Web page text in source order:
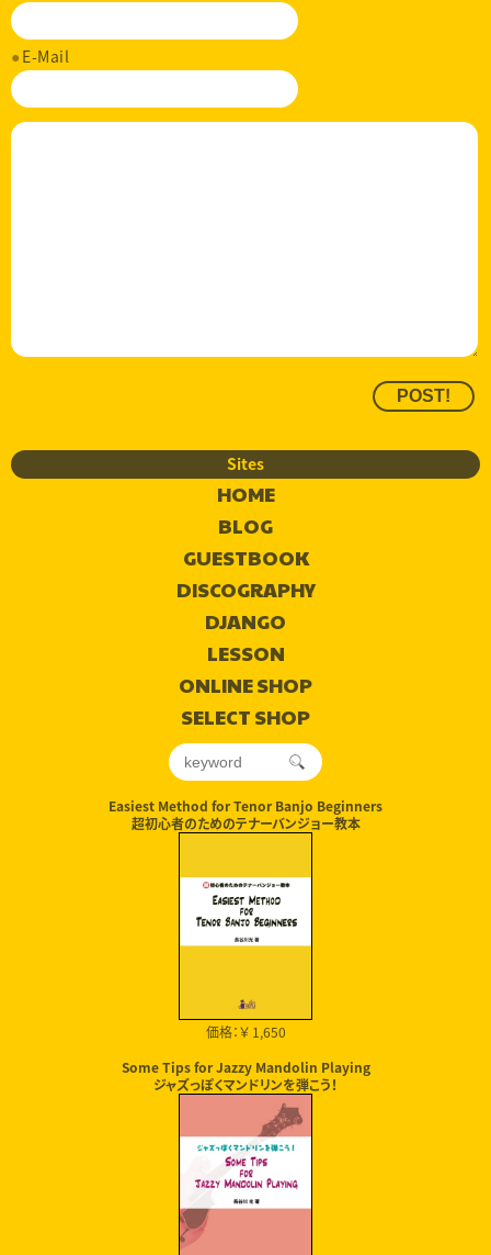
E-Mail
Sites
HOME
BLOG
GUESTBOOK
DISCOGRAPHY
DJANGO
LESSON
ONLINE SHOP
SELECT SHOP
Easiest Method for Tenor Banjo Beginners
超初心者のためのテナーバンジョー教本
価格：￥ 1,650
Some Tips for Jazzy Mandolin Playing
ジャズっぽくマンドリンを弾こう！